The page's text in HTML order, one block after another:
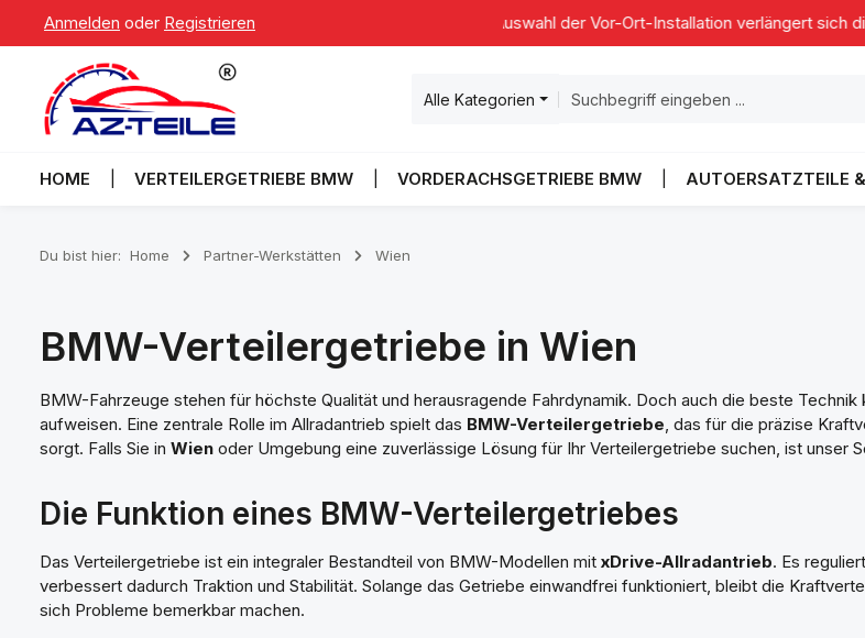
Hauptinhalt springen
Zur Suche springen
Zur Hauptnavigation springen
Anmelden oder Registrieren Bei Auswahl der Vor-Ort-Installation verlängert sich die
Alle Kategorien
HOME VERTEILERGETRIEBE BMW VORDERACHSGETRIEBE BMW AUTOERSATZTEILE
Du bist hier: Home Partner-Werkstätten Wien
BMW-Verteilergetriebe in Wien
BMW-Fahrzeuge stehen für höchste Qualität und herausragende Fahrdynamik. Doch auch die beste
aufweisen. Eine zentrale Rolle im Allradantrieb spielt das BMW-Verteilergetriebe, das für die präzise
sorgt. Falls Sie in Wien oder Umgebung eine zuverlässige Lösung für Ihr Verteilergetriebe suchen, ist unser
Die Funktion eines BMW-Verteilergetriebes
Das Verteilergetriebe ist ein integraler Bestandteil von BMW-Modellen mit xDrive-Allradantrieb. Es
verbessert dadurch Traktion und Stabilität. Solange das Getriebe einwandfrei funktioniert, bleibt die
sich Probleme bemerkbar machen.